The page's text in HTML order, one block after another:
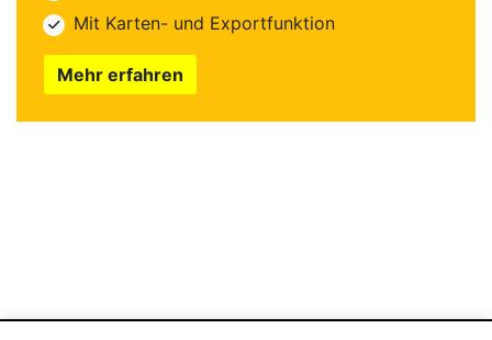
Mit Karten- und Exportfunktion
Mehr erfahren